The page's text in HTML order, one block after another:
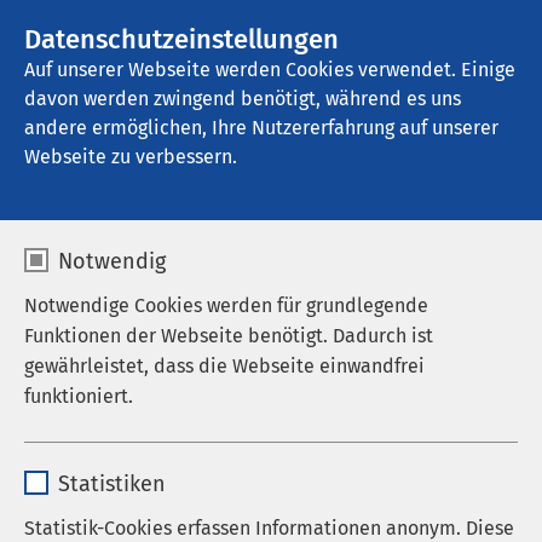
Datenschutzeinstellungen
Auf unserer Webseite werden Cookies verwendet. Einige
davon werden zwingend benötigt, während es uns
andere ermöglichen, Ihre Nutzererfahrung auf unserer
Webseite zu verbessern.
Notwendig
Notwendige Cookies werden für grundlegende
Funktionen der Webseite benötigt. Dadurch ist
gewährleistet, dass die Webseite einwandfrei
funktioniert.
Anbieter sgalinski
Statistiken
Statistik-Cookies erfassen Informationen anonym. Diese
AMEOS Klinikum Pasewalk
Medizinstudium ohne NC
Studium der
Humanmedizin
Deutschsprachiger Studiengang in
Kroatien